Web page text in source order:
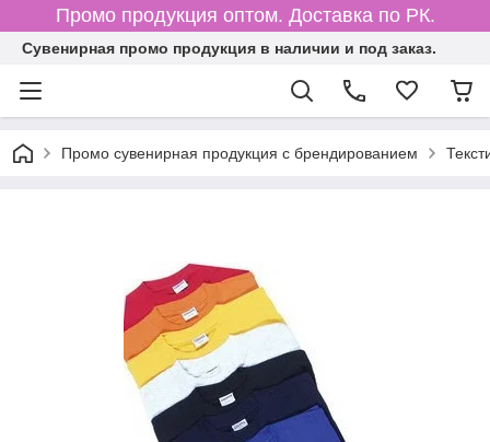
Промо продукция оптом. Доставка по РК.
Cувенирная промо продукция в наличии и под заказ.
Промо сувенирная продукция с брендированием